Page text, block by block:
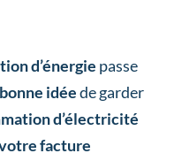
d’énergie passe
bonne idéede garder
d’électricité
facture